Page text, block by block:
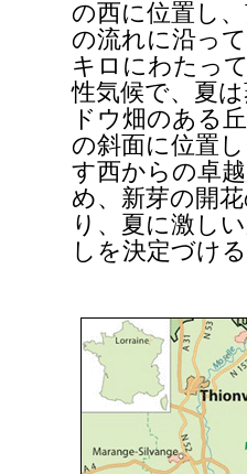
の西に位置し
の流れに沿っ
キロにわたっ
性気候で、夏
ドウ畑のある
の斜面に位置
す西からの卓
め、新芽の開
り、夏に激し
しを決定づけ